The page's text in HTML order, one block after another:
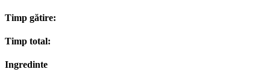
Timp gătire:
Timp total:
Ingredinte